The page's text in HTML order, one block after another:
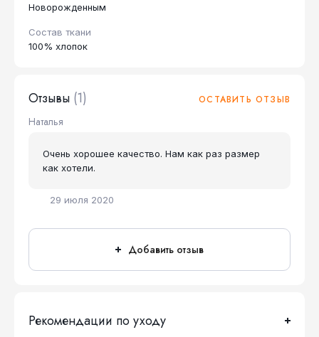
Новорожденным
Состав ткани
100% хлопок
Отзывы (1) ОСТАВИТЬ ОТЗЫВ
Наталья
29 июля 2020
Очень хорошее качество. Нам как раз размер
как хотели.
Добавить отзыв
Рекомендации по уходу